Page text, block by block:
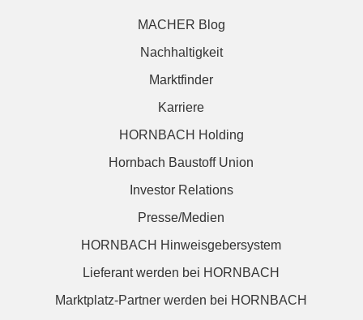
MACHER Blog
Nachhaltigkeit
Marktfinder
Karriere
HORNBACH Holding
Hornbach Baustoff Union
Investor Relations
Presse/Medien
HORNBACH Hinweisgebersystem
Lieferant werden bei HORNBACH
Marktplatz-Partner werden bei HORNBACH